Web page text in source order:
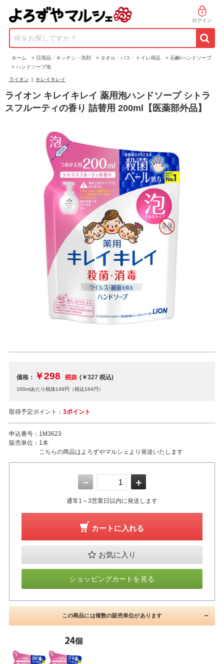
ログイン
何をお探しですか？
ホーム > 日用品・キッチン・洗剤 > タオル・バス・トイレ用品 > 石鹸/ハンドソープ
> ハンドソープ泡
ライオン | キレイキレイ
ライオン キレイキレイ 薬用泡ハンドソープ シトラ
スフルーティの香り 詰替用 200ml【医薬部外品】
価格： ￥298 税抜 (￥327税込)
100mlあたり税抜149円（税込164円）
取得予定ポイント： 3ポイント
申込番号： 1M3623
販売単位： 1本
こちらの商品はよろずやマルシェより発送いたします
－ ＋
通常1～3営業日以内に発送します
カートに入れる
お気に入り
ショッピングカートを見る
この商品には複数の販売単位があります